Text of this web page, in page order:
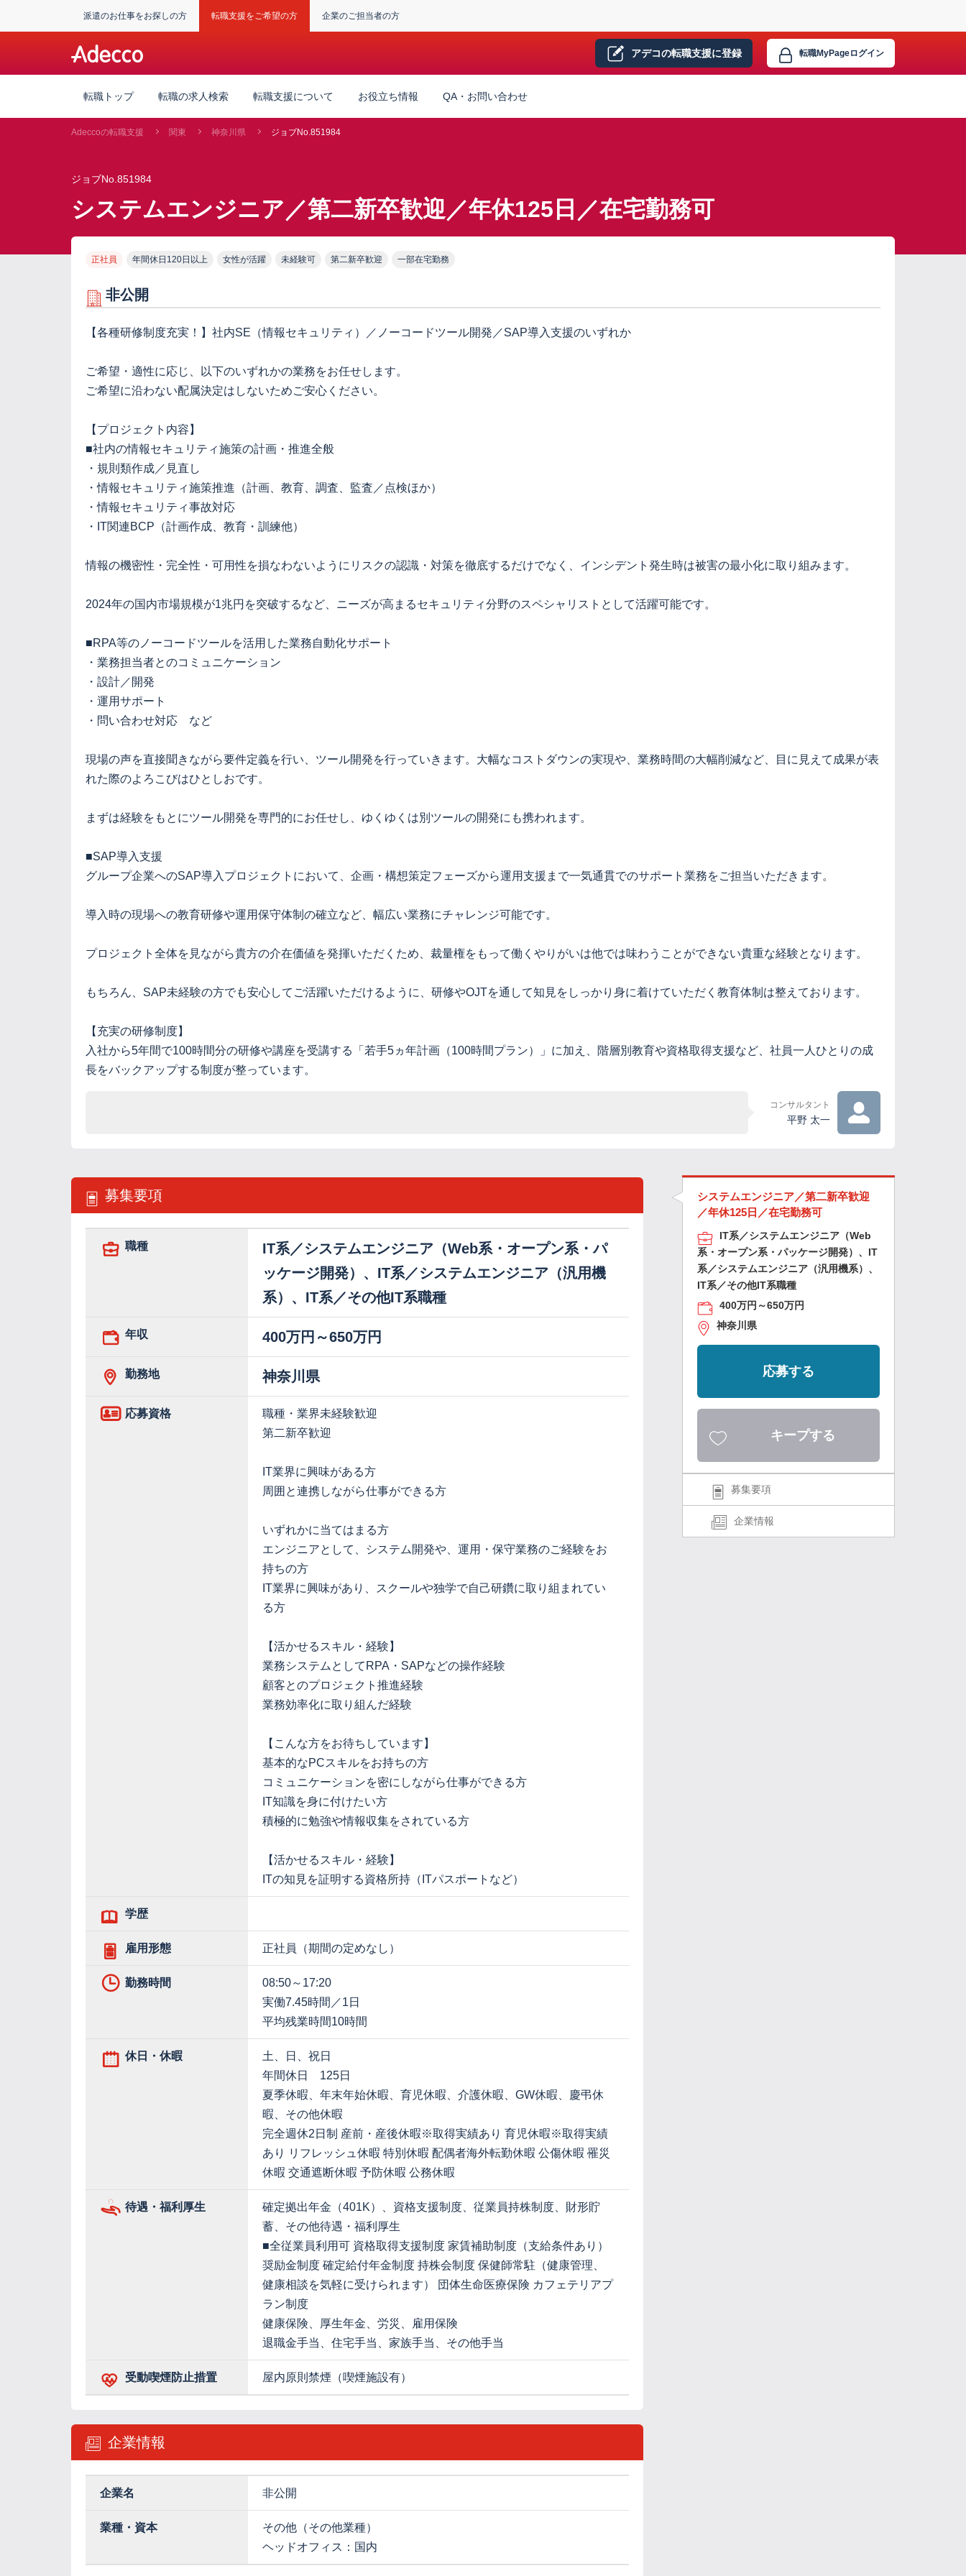
派遣のお仕事をお探しの方 転職支援をご希望の方 企業のご担当者の方
アデコの転職支援に登録 転職MyPageログイン
転職トップ 転職の求人検索 転職支援について お役立ち情報 QA・お問い合わせ
Adeccoの転職支援 関東 神奈川県 ジョブNo.851984
ジョブNo.851984
システムエンジニア／第二新卒歓迎／年休125日／在宅勤務可
正社員 年間休日120日以上 女性が活躍 未経験可 第二新卒歓迎 一部在宅勤務
非公開
【各種研修制度充実！】社内SE（情報セキュリティ）／ノーコードツール開発／SAP導入支援のいずれか
ご希望・適性に応じ、以下のいずれかの業務をお任せします。
ご希望に沿わない配属決定はしないためご安心ください。
【プロジェクト内容】
■社内の情報セキュリティ施策の計画・推進全般
・規則類作成／見直し
・情報セキュリティ施策推進（計画、教育、調査、監査／点検ほか）
・情報セキュリティ事故対応
・IT関連BCP（計画作成、教育・訓練他）
情報の機密性・完全性・可用性を損なわないようにリスクの認識・対策を徹底するだけでなく、インシデント発生時は被害の最小化に取り組みます。
2024年の国内市場規模が1兆円を突破するなど、ニーズが高まるセキュリティ分野のスペシャリストとして活躍可能です。
■RPA等のノーコードツールを活用した業務自動化サポート
・業務担当者とのコミュニケーション
・設計／開発
・運用サポート
・問い合わせ対応 など
現場の声を直接聞きながら要件定義を行い、ツール開発を行っていきます。大幅なコストダウンの実現や、業務時間の大幅削減など、目に見えて成果が表
れた際のよろこびはひとしおです。
まずは経験をもとにツール開発を専門的にお任せし、ゆくゆくは別ツールの開発にも携われます。
■SAP導入支援
グループ企業へのSAP導入プロジェクトにおいて、企画・構想策定フェーズから運用支援まで一気通貫でのサポート業務をご担当いただきます。
導入時の現場への教育研修や運用保守体制の確立など、幅広い業務にチャレンジ可能です。
プロジェクト全体を見ながら貴方の介在価値を発揮いただくため、裁量権をもって働くやりがいは他では味わうことができない貴重な経験となります。
もちろん、SAP未経験の方でも安心してご活躍いただけるように、研修やOJTを通して知見をしっかり身に着けていただく教育体制は整えております。
【充実の研修制度】
入社から5年間で100時間分の研修や講座を受講する「若手5ヵ年計画（100時間プラン）」に加え、階層別教育や資格取得支援など、社員一人ひとりの成
長をバックアップする制度が整っています。
コンサルタント
平野 太一
募集要項
職種
IT系／システムエンジニア（Web系・オープン系・パ
ッケージ開発）、IT系／システムエンジニア（汎用機
系）、IT系／その他IT系職種
年収 400万円～650万円
勤務地 神奈川県
応募資格
職種・業界未経験歓迎
第二新卒歓迎
IT業界に興味がある方
周囲と連携しながら仕事ができる方
いずれかに当てはまる方
エンジニアとして、システム開発や、運用・保守業務のご経験をお
持ちの方
IT業界に興味があり、スクールや独学で自己研鑽に取り組まれてい
る方
【活かせるスキル・経験】
業務システムとしてRPA・SAPなどの操作経験
顧客とのプロジェクト推進経験
業務効率化に取り組んだ経験
【こんな方をお待ちしています】
基本的なPCスキルをお持ちの方
コミュニケーションを密にしながら仕事ができる方
IT知識を身に付けたい方
積極的に勉強や情報収集をされている方
【活かせるスキル・経験】
ITの知見を証明する資格所持（ITパスポートなど）
学歴
雇用形態 正社員（期間の定めなし）
勤務時間
08:50～17:20
実働7.45時間／1日
平均残業時間10時間
休日・休暇
土、日、祝日
年間休日 125日
夏季休暇、年末年始休暇、育児休暇、介護休暇、GW休暇、慶弔休
暇、その他休暇
完全週休2日制 産前・産後休暇※取得実績あり 育児休暇※取得実績
あり リフレッシュ休暇 特別休暇 配偶者海外転勤休暇 公傷休暇 罹災
休暇 交通遮断休暇 予防休暇 公務休暇
待遇・福利厚生
確定拠出年金（401K）、資格支援制度、従業員持株制度、財形貯
蓄、その他待遇・福利厚生
■全従業員利用可 資格取得支援制度 家賃補助制度（支給条件あり）
奨励金制度 確定給付年金制度 持株会制度 保健師常駐（健康管理、
健康相談を気軽に受けられます） 団体生命医療保険 カフェテリアプ
ラン制度
健康保険、厚生年金、労災、雇用保険
退職金手当、住宅手当、家族手当、その他手当
受動喫煙防止措置 屋内原則禁煙（喫煙施設有）
企業情報
企業名 非公開
業種・資本
その他（その他業種）
ヘッドオフィス：国内
システムエンジニア／第二新卒歓迎
／年休125日／在宅勤務可
IT系／システムエンジニア（Web
系・オープン系・パッケージ開発）、IT
系／システムエンジニア（汎用機系）、
IT系／その他IT系職種
400万円～650万円
神奈川県
応募する
キープする
募集要項
企業情報